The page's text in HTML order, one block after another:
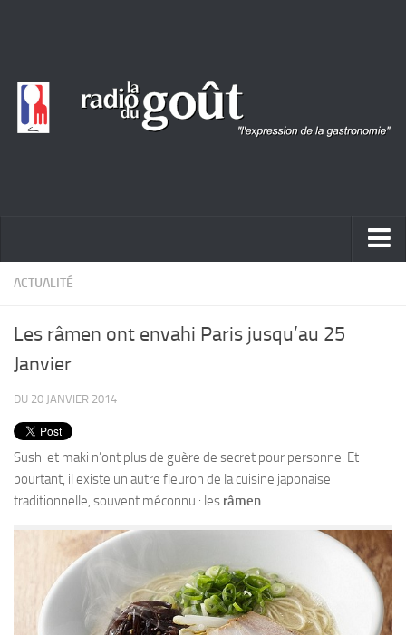
ACTUALITÉ
Entrées
Plats
Desserts
Sauces
ACTUALITÉ
Les râmen ont envahi Paris jusqu’au 25
Janvier
DU 20 JANVIER 2014
Sushi et maki n’ont plus de guère de secret pour personne. Et
pourtant, il existe un autre fleuron de la cuisine japonaise
traditionnelle, souvent méconnu : les râmen.